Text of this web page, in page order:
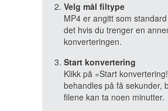
Velg mål filtype
MP4 er angitt som
det hvis du trenger en
konverteringen.
Start konvertering
Klikk på «Start
behandles på få sekunder,
filene kan ta noen minutter.